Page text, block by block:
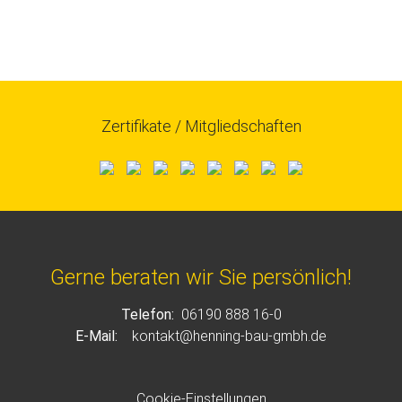
Zertifikate / Mitgliedschaften
Gerne beraten wir Sie persönlich!
Telefon: 06190 888 16-0
E-Mail: kontakt@henning-bau-gmbh.de